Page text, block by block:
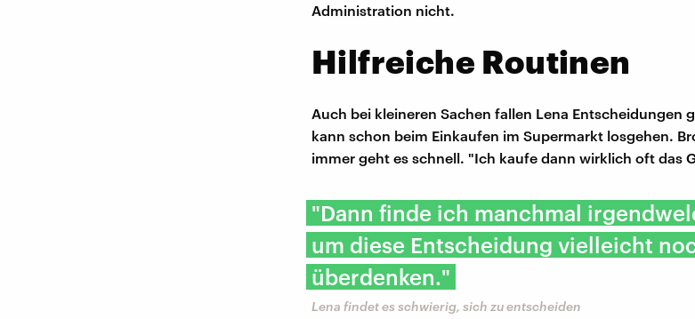
Administration nicht.
Hilfreiche Routinen
Auch bei kleineren Sachen fallen Lena Entscheidungen
kann schon beim Einkaufen im Supermarkt losgehen.
immer geht es schnell. "Ich kaufe dann wirklich oft das
"Dann finde ich manchmal
um diese Entscheidung vielleicht
überdenken."
Lena findet es schwierig, sich zu entscheiden